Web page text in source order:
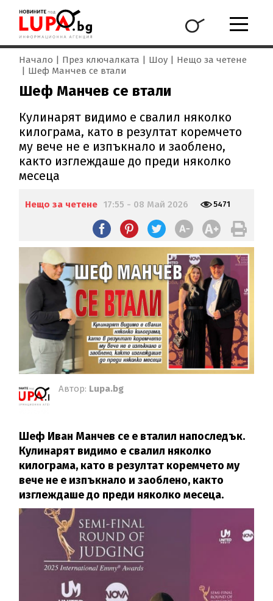
Начало През ключалката Шоу
Нещо за четене
Шеф Манчев се втали
Шеф Манчев се втали
Кулинарят видимо е свалил няколко
килограма, като в резултат коремчето
му вече не е изпъкнало и заоблено,
както изглеждаше до преди няколко
месеца
Нещо за четене 17:55 - 08 Май 2026 5471
Автор: Lupa.bg
Шеф Иван Манчев се е вталил напоследък.
Кулинарят видимо е свалил няколко
килограма, като в резултат коремчето му
вече не е изпъкнало и заоблено, както
изглеждаше до преди няколко месеца.